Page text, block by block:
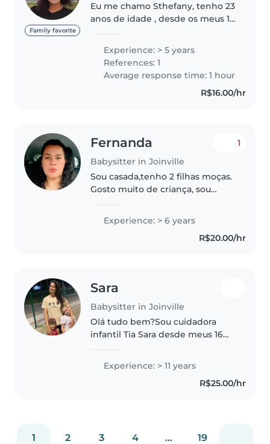
Family favorite
Eu me chamo Sthefany, tenho 23
anos de idade , desde os meus 13
sobrinha. Gosto de crianças e
tenho experiência. Quero uma
oportunidade de ajudar uma..
Experience: > 5 years
References: 1
Average response time: 1 hour
R$16.00/hr
Fernanda
Babysitter in Joinville
1
Sou casada,tenho 2 filhas moças.
Gosto muito de criança, sou
Experience: > 6 years
R$20.00/hr
Sara
Babysitter in Joinville
Olá tudo bem?Sou cuidadora
infantil Tia Sara desde meus 16
crianças, já trabalhei como
auxiliar de creche em 02 escolas
Experience: > 11 years
R$25.00/hr
1 2 3 4 ... 19